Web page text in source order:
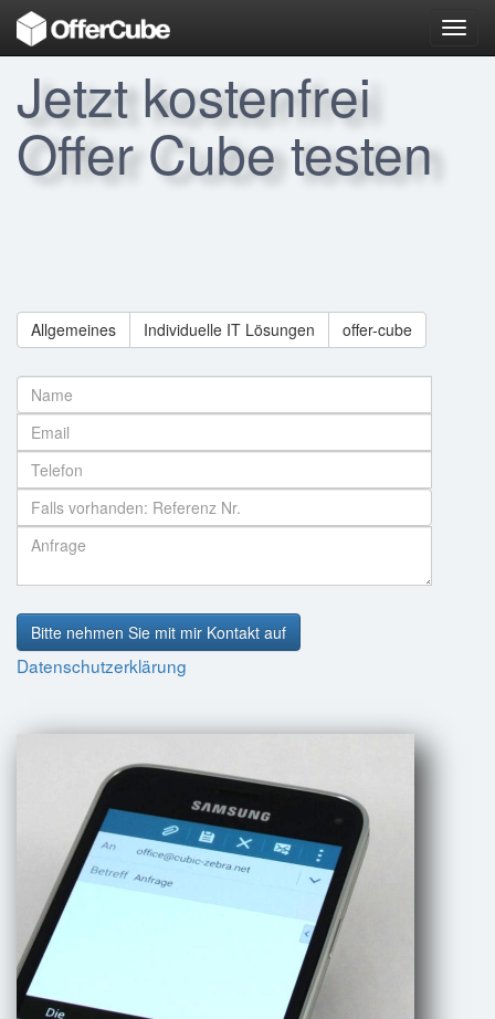
Jetzt kostenfrei
Offer Cube testen
Allgemeines Individuelle IT Lösungen offer-cube
Bitte nehmen Sie mit mir Kontakt auf
Datenschutzerklärung